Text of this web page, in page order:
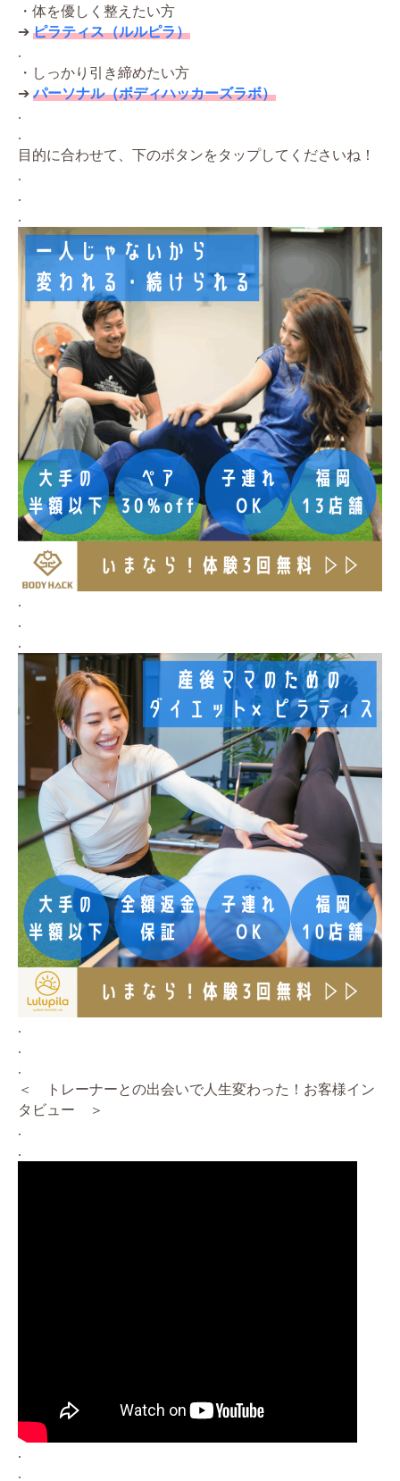
・体を優しく整えたい方
➔ ピラティス（ルルピラ）
.
・しっかり引き締めたい方
➔パーソナル（ボディハッカーズラボ）
.
.
目的に合わせて、下のボタンをタップしてくださいね！
.
.
.
.
.
.
.
.
.
＜ トレーナーとの出会いで人生変わった！お客様イン
タビュー ＞
.
.
.
.